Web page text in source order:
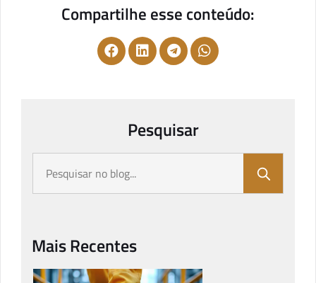
Compartilhe esse conteúdo:
Pesquisar
Mais Recentes